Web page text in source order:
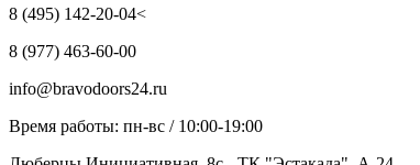
8 (495) 142-20-04<
8 (977) 463-60-00
info@bravodoors24.ru
Время работы: пн-вс / 10:00-19:00